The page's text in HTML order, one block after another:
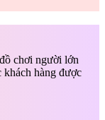
chơi người lớn
khách hàng được